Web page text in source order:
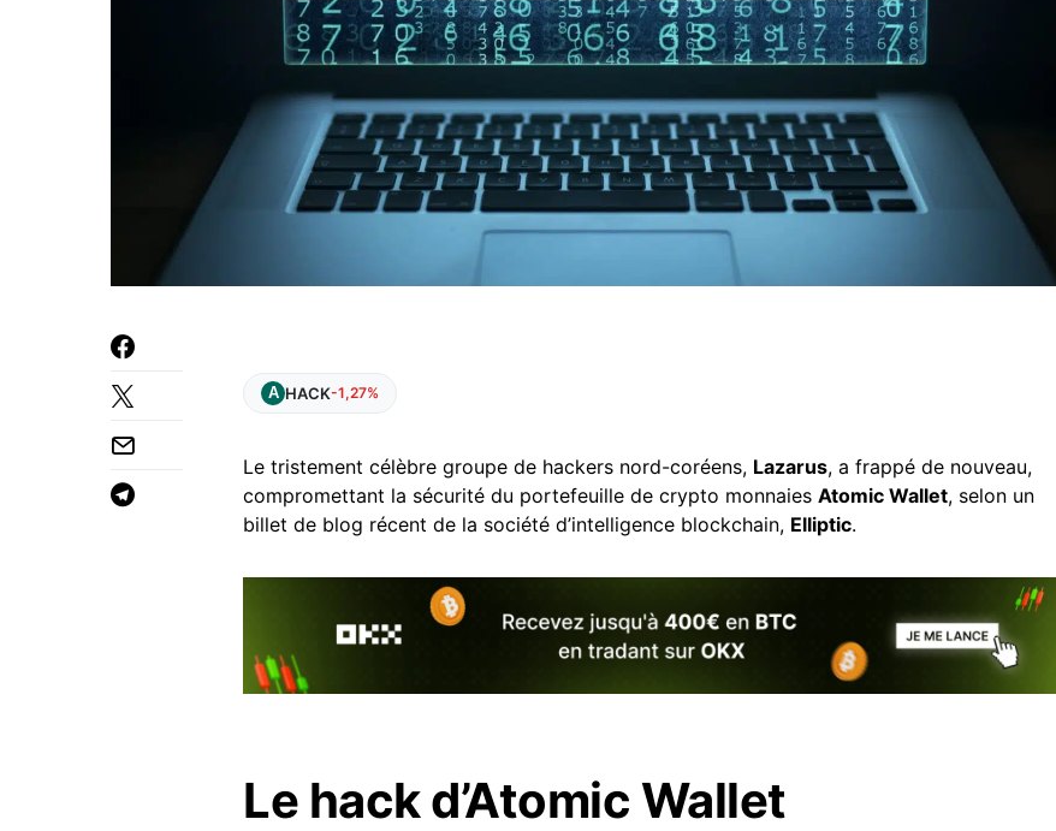
HACK-1,27%
Le tristement célèbre groupe de hackers nord-coréens, Lazarus, a frappé de nouveau,
compromettant la sécurité du portefeuille de crypto monnaies Atomic Wallet, selon un
billet de blog récent de la société d’intelligence blockchain, Elliptic.
Le hack d’Atomic Wallet